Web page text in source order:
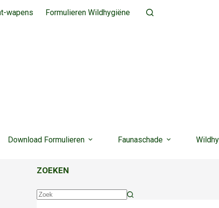
wapens Formulieren Wildhygiëne
Download Formulieren Faunaschade
ZOEKEN